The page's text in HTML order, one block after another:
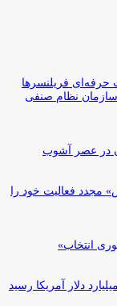
حرفه‌ای فریلنسرها
نظام صنفی
در عصر آشوب
مجدد فعالیت خود را
انتخاب»